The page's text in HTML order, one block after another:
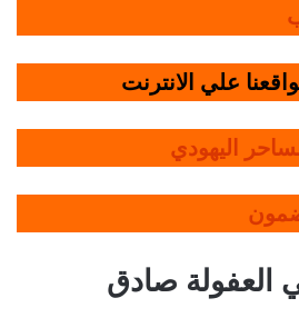
علي الانترنت
اليهودي
العفولة صادق